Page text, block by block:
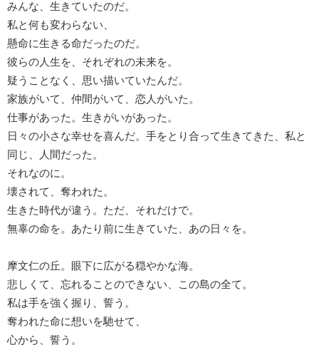
みんな、生きていたのだ。
私と何も変わらない、
懸命に生きる命だったのだ。
彼らの人生を、それぞれの未来を。
疑うことなく、思い描いていたんだ。
家族がいて、仲間がいて、恋人がいた。
仕事があった。生きがいがあった。
日々の小さな幸せを喜んだ。手をとり合って生きてきた、私と
同じ、人間だった。
それなのに。
壊されて、奪われた。
生きた時代が違う。ただ、それだけで。
無辜の命を。あたり前に生きていた、あの日々を。
摩文仁の丘。眼下に広がる穏やかな海。
悲しくて、忘れることのできない、この島の全て。
私は手を強く握り、誓う。
奪われた命に想いを馳せて、
心から、誓う。